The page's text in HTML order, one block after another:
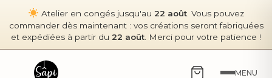
Atelier en congés jusqu'au 22 août . Vous pouvez
commander dès maintenant : vos créations seront fabriquées
et expédiées à partir du 22 août . Merci pour votre patience !
MENU